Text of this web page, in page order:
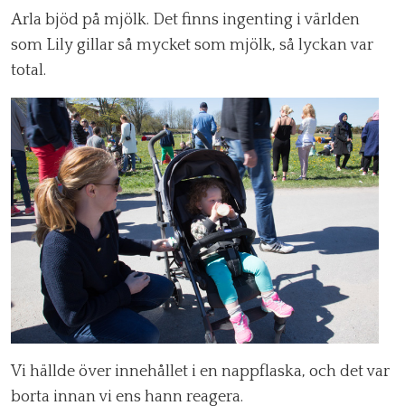
Arla bjöd på mjölk. Det finns ingenting i världen
som Lily gillar så mycket som mjölk, så lyckan var
total.
Vi hällde över innehållet i en nappflaska, och det var
borta innan vi ens hann reagera.